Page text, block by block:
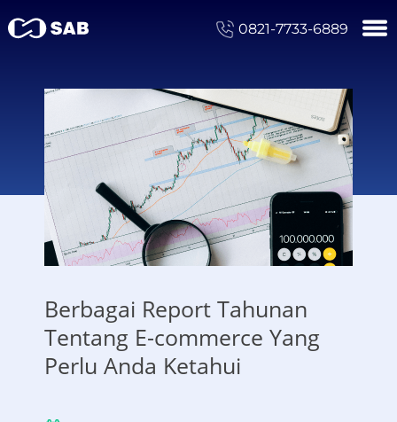
0821-7733-6889
Berbagai Report Tahunan
Tentang E-commerce Yang
Perlu Anda Ketahui